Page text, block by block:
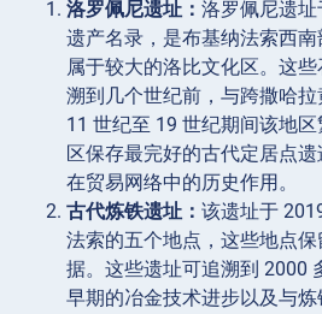
洛罗佩尼遗址： 洛罗佩尼遗
遗产名录，是布基纳法索西南
属于较大的洛比文化区。这
溯到几个世纪前，与跨撒哈
11 世纪至 19 世纪期间该地
区保存最完好的古代定居点
在贸易网络中的历史作用。
古代炼铁遗址： 该遗址于
法索的五个地点，这些地点
据。这些遗址可追溯到 2000
早期的冶金技术进步以及与